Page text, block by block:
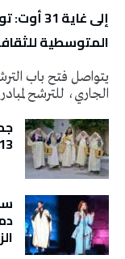
إلى
المتوسطية للثقافة
الجاري، للترشح
13 أوت 2026